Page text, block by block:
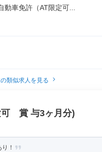
車免許（AT限定可...
類似求人を見る
可 賞 与3ヶ月分)
！